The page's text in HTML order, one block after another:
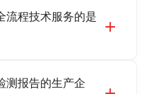
铅芯、LNR 天然、
隔震支座，资质齐
流程技术服务的是
、图纸深化设计、现货
测报告的生产企